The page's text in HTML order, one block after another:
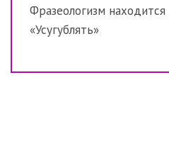
Фразеологизм
«Усугублять»